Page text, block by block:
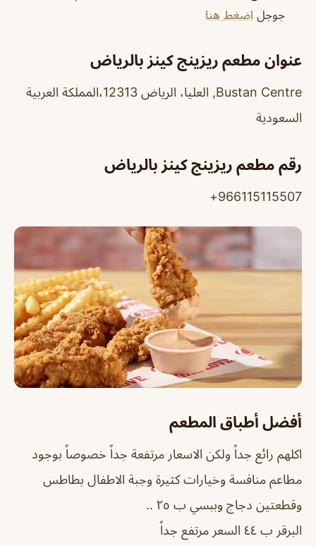
جوجل اضغط هنا
عنوان مطعم ريزينج كينز بالرياض
Bustan Centre, العليا، الرياض 12313،المملكة العربية
السعودية
رقم مطعم ريزينج كينز بالرياض
966115115507+
أفضل أطباق المطعم
اكلهم رائع جداً ولكن الاسعار مرتفعة جداً خصوصاً بوجود
مطاعم منافسة وخيارات كثيرة وجبة الاطفال بطاطس
وقطعتين دجاج وببسي ب ٢٥ ..
البرقر ب ٤٤ السعر مرتفع جداً